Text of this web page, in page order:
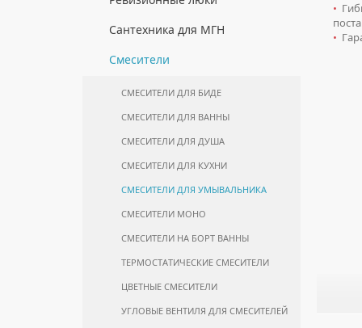
•
•
ИНСТАЛЛЯЦИЙ
ПОДВЕСНЫЕ
ШКАФЫ НАВЕСНЫЕ
МРАМОРНЫЕ МОЙКИ
ПРОФЕССИОНАЛЬНЫЕ МОЙКИ
СИФОНЫ ДЛЯ КУХОННЫХ МОЕК
КОМПЛЕКТУЮЩИЕ ДЛЯ
ПОЛОТЕНЦЕСУШИТЕЛЕЙ
ЛЮКИ ПОД ПЛИТКУ
Сантехника для МГН
ИНСТАЛЛЯЦИИ ДЛЯ МГН
Смесители
СМЕСИТЕЛИ ДЛЯ БИДЕ
СМЕСИТЕЛИ ДЛЯ ВАННЫ
СМЕСИТЕЛИ ДЛЯ ДУША
СМЕСИТЕЛИ ДЛЯ КУХНИ
СМЕСИТЕЛИ ДЛЯ УМЫВАЛЬНИКА
СМЕСИТЕЛИ МОНО
СМЕСИТЕЛИ НА БОРТ ВАННЫ
ТЕРМОСТАТИЧЕСКИЕ СМЕСИТЕЛИ
ЦВЕТНЫЕ СМЕСИТЕЛИ
УГЛОВЫЕ ВЕНТИЛЯ ДЛЯ СМЕСИТЕЛЕЙ